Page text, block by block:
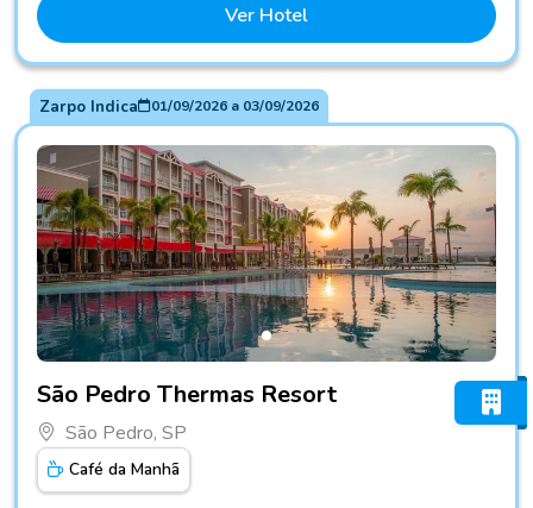
Ver Hotel
Zarpo Indica 01/09/2026a 03/09/2026
São Pedro Thermas Resort
São Pedro, SP
Café da Manhã